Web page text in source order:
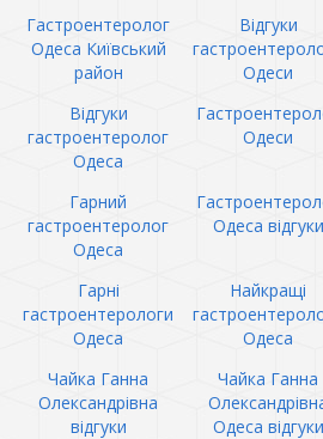
Гастроентеролог
Одеса Київський
район
Відгуки
Одеси
Відгуки
гастроентеролог
Одеса
Одеси
Гарний
гастроентеролог
Одеса
Одеса відгуки
Гарні
гастроентерологи
Одеса
Найкращі
Одеса
Чайка Ганна
Олександрівна
відгуки
Чайка Ганна
Одеса відгуки